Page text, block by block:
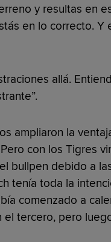
y resultas en
en lo correcto. Y
allá.
ampliaron la
con los Tigres
bullpen debido a
tenía toda la
comenzado a
el tercero, pero